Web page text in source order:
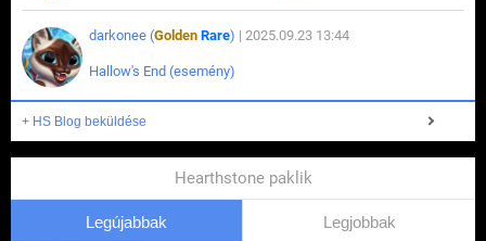
darkonee (Golden Rare) | 2025.09.23 13:44
Hallow's End (esemény)
+ HS Blog beküldése
Hearthstone paklik
Legújabbak Legjobbak